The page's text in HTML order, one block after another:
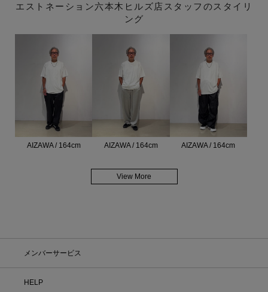
エストネーション六本木ヒルズ店スタッフのスタイリ
ング
AIZAWA / 164cm AIZAWA / 164cm AIZAWA / 164cm
View More
メンバーサービス
HELP